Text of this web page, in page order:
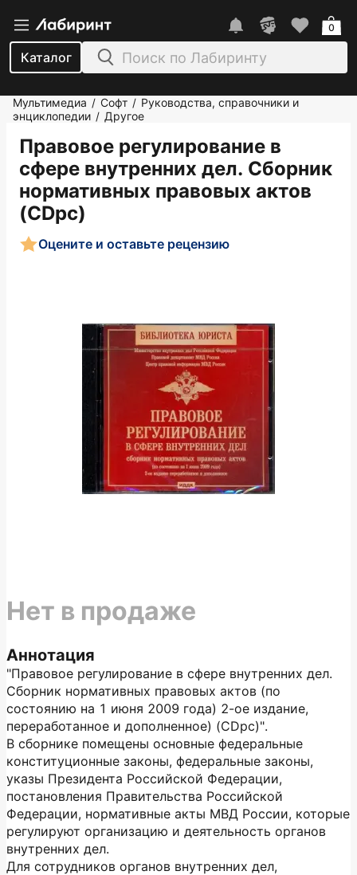
Каталог
0
Мультимедиа / Софт / Руководства, справочники и
энциклопедии / Другое
Правовое регулирование в
сфере внутренних дел. Сборник
нормативных правовых актов
(CDpс)
Оцените и оставьте рецензию
Аннотация
"Правовое регулирование в сфере внутренних дел.
Сборник нормативных правовых актов (по
состоянию на 1 июня 2009 года) 2-ое издание,
переработанное и дополненное) (CDpс)".
В сборнике помещены основные федеральные
конституционные законы, федеральные законы,
указы Президента Российской Федерации,
постановления Правительства Российской
Федерации, нормативные акты МВД России, которые
регулируют организацию и деятельность органов
внутренних дел.
Для сотрудников органов внутренних дел,
Нет в продаже